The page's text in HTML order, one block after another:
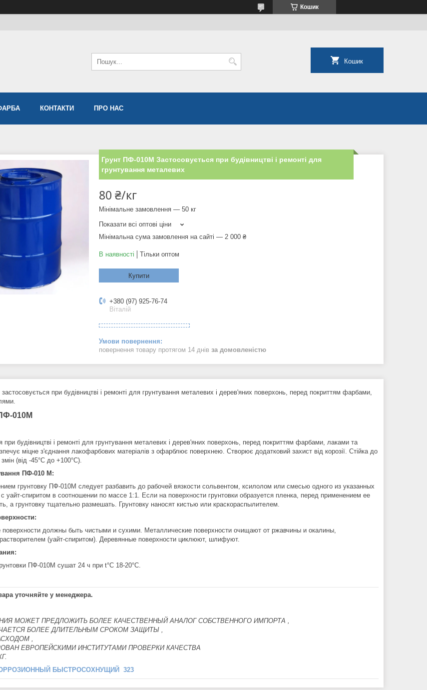
Кошик
Кошик
КОНТАКТИ ПРО НАС
Грунт ПФ-010М Застосовується при будівництві і ремонті для
грунтування металевих
80 ₴/кг
Мінімальне замовлення — 50 кг
Показати всі оптові ціни
Мінімальна сума замовлення на сайті — 2 000 ₴
В наявності Тільки оптом
Купити
+380 (97) 925-76-74
Віталій
повернення товару протягом 14 днів за домовленістю
при будівництві і ремонті для грунтування металевих і дерев'яних поверхонь, перед покриттям фарбами,
010М
при будівництві і ремонті для грунтування металевих і дерев'яних поверхонь, перед покриттям фарбами, лаками та
міцне з'єднання лакофарбових матеріалів з офарблює поверхнею. Створює додатковий захист від корозії. Стійка до
(від -45°С до +100°С).
ПФ-010 М:
грунтовку ПФ-010М следует разбавить до рабочей вязкости сольвентом, ксилолом или смесью одного из указанных
уайт-спиритом в соотношении по массе 1:1. Если на поверхности грунтовки образуется пленка, перед применением ее
а грунтовку тщательно размешать. Грунтовку наносят кистью или краскораспылителем.
должны быть чистыми и сухими. Металлические поверхности очищают от ржавчины и окалины,
(уайт-спиритом). Деревянные поверхности циклюют, шлифуют.
ПФ-010М сушат 24 ч при t°C 18-20°С.
уточняйте у менеджера.
МОЖЕТ ПРЕДЛОЖИТЬ БОЛЕЕ КАЧЕСТВЕННЫЙ АНАЛОГ СОБСТВЕННОГО ИМПОРТА ,
БОЛЕЕ ДЛИТЕЛЬНЫМ СРОКОМ ЗАЩИТЫ ,
,
ЕВРОПЕЙСКИМИ ИНСТИТУТАМИ ПРОВЕРКИ КАЧЕСТВА
БЫСТРОСОХНУЩИЙ 323